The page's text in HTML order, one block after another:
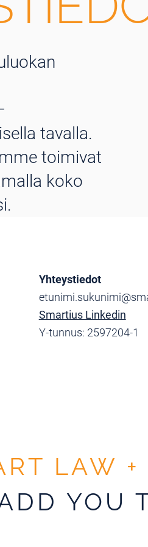
tavalla.
toimivat
koko
Yhteystiedot
Smartius Linkedin
Y-tunnus: 2597204-1
LAW
YOU